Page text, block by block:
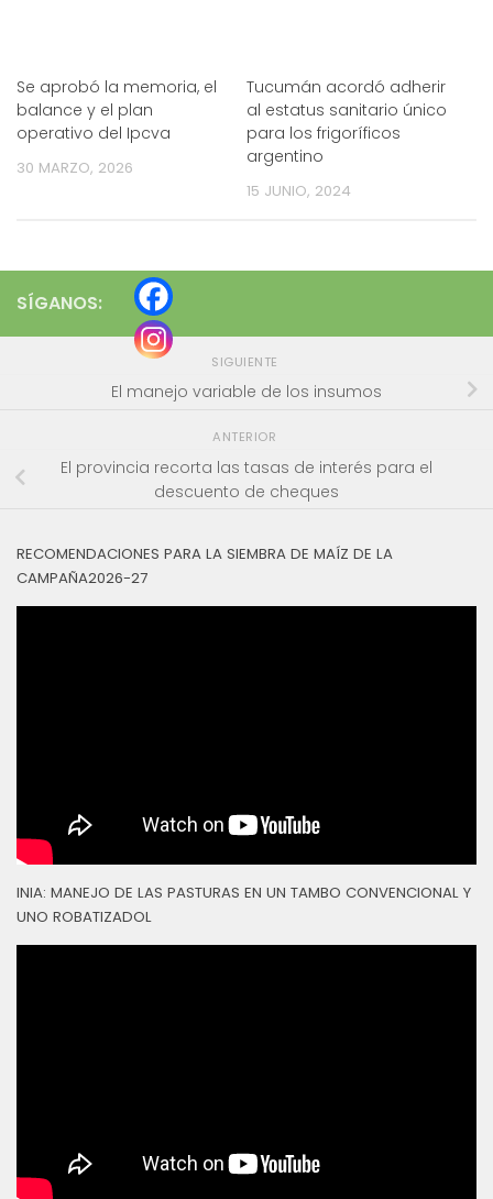
Se aprobó la memoria, el
balance y el plan
operativo del Ipcva
30 MARZO, 2026
Tucumán acordó adherir
al estatus sanitario único
para los frigoríficos
argentino
15 JUNIO, 2024
SÍGANOS:
SIGUIENTE
El manejo variable de los insumos
ANTERIOR
El provincia recorta las tasas de interés para el
descuento de cheques
RECOMENDACIONES PARA LA SIEMBRA DE MAÍZ DE LA
CAMPAÑA2026-27
INIA: MANEJO DE LAS PASTURAS EN UN TAMBO CONVENCIONAL Y
UNO ROBATIZADOL